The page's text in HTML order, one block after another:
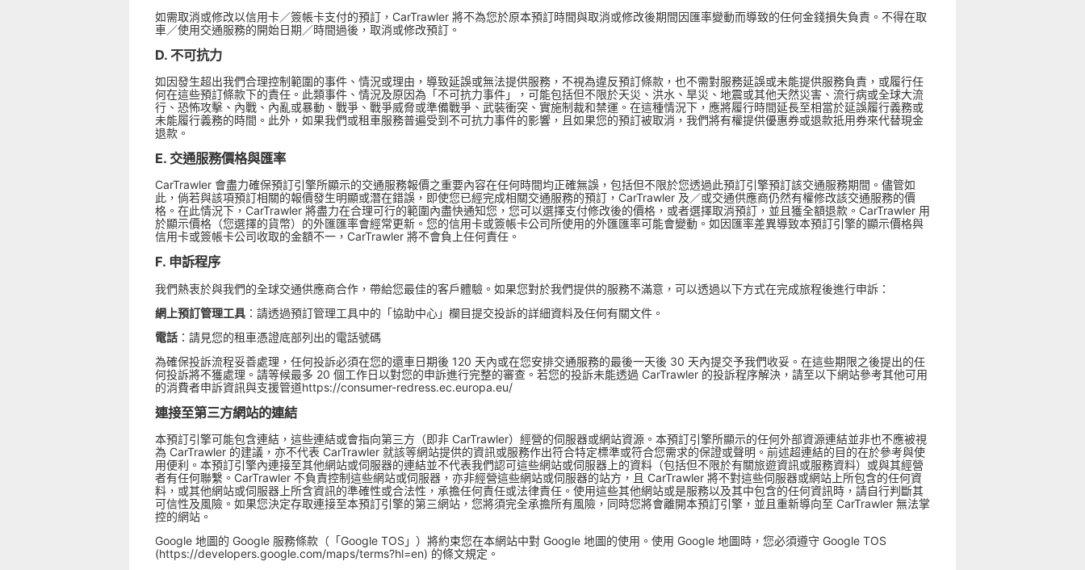
如需取消或修改以信用卡／簽帳卡支付的預訂，CarTrawler 將不為您於原本預訂時間與取消或修改後期間因匯率變動而導致的任何金錢損失負責。不得在取
車／使用交通服務的開始日期／時間過後，取消或修改預訂。
D. 不可抗力
如因發生超出我們合理控制範圍的事件、情況或理由，導致延誤或無法提供服務，不視為違反預訂條款，也不需對服務延誤或未能提供服務負責，或履行任
何在這些預訂條款下的責任。此類事件、情況及原因為「不可抗力事件」，可能包括但不限於天災、洪水、旱災、地震或其他天然災害、流行病或全球大流
行、恐怖攻擊、內戰、內亂或暴動、戰爭、戰爭威脅或準備戰爭、武裝衝突、實施制裁和禁運。在這種情況下，應將履行時間延長至相當於延誤履行義務或
未能履行義務的時間。此外，如果我們或租車服務普遍受到不可抗力事件的影響，且如果您的預訂被取消，我們將有權提供優惠券或退款抵用券來代替現金
退款。
E. 交通服務價格與匯率
CarTrawler 會盡力確保預訂引擎所顯示的交通服務報價之重要內容在任何時間均正確無誤，包括但不限於您透過此預訂引擎預訂該交通服務期間。儘管如
此，倘若與該項預訂相關的報價發生明顯或潛在錯誤，即使您已經完成相關交通服務的預訂，CarTrawler 及／或交通供應商仍然有權修改該交通服務的價
格。在此情況下，CarTrawler 將盡力在合理可行的範圍內盡快通知您，您可以選擇支付修改後的價格，或者選擇取消預訂，並且獲全額退款。CarTrawler 用
於顯示價格（您選擇的貨幣）的外匯匯率會經常更新。您的信用卡或簽帳卡公司所使用的外匯匯率可能會變動。如因匯率差異導致本預訂引擎的顯示價格與
信用卡或簽帳卡公司收取的金額不一，CarTrawler 將不會負上任何責任。
F. 申訴程序
我們熱衷於與我們的全球交通供應商合作，帶給您最佳的客戶體驗。如果您對於我們提供的服務不滿意，可以透過以下方式在完成旅程後進行申訴：
網上預訂管理工具 ：請透過預訂管理工具中的「協助中心」欄目提交投訴的詳細資料及任何有關文件。
電話 ：請見您的租車憑證底部列出的電話號碼
為確保投訴流程妥善處理，任何投訴必須在您的還車日期後 120 天內或在您安排交通服務的最後一天後 30 天內提交予我們收妥。在這些期限之後提出的任
何投訴將不獲處理。請等候最多 20 個工作日以對您的申訴進行完整的審查。若您的投訴未能透過 CarTrawler 的投訴程序解決，請至以下網站參考其他可用
的消費者申訴資訊與支援管道https://consumer-redress.ec.europa.eu/
連接至第三方網站的連結
本預訂引擎可能包含連結，這些連結或會指向第三方（即非 CarTrawler）經營的伺服器或網站資源。本預訂引擎所顯示的任何外部資源連結並非也不應被視
為 CarTrawler 的建議，亦不代表 CarTrawler 就該等網站提供的資訊或服務作出符合特定標準或符合您需求的保證或聲明。前述超連結的目的在於參考與使
用便利。本預訂引擎內連接至其他網站或伺服器的連結並不代表我們認可這些網站或伺服器上的資料（包括但不限於有關旅遊資訊或服務資料）或與其經營
者有任何聯繫。CarTrawler 不負責控制這些網站或伺服器，亦非經營這些網站或伺服器的站方，且 CarTrawler 將不對這些伺服器或網站上所包含的任何資
料，或其他網站或伺服器上所含資訊的準確性或合法性，承擔任何責任或法律責任。使用這些其他網站或是服務以及其中包含的任何資訊時，請自行判斷其
可信性及風險。如果您決定存取連接至本預訂引擎的第三網站，您將須完全承擔所有風險，同時您將會離開本預訂引擎，並且重新導向至 CarTrawler 無法掌
控的網站。
Google 地圖的 Google 服務條款（「Google TOS」）將約束您在本網站中對 Google 地圖的使用。使用 Google 地圖時，您必須遵守 Google TOS
(https://developers.google.com/maps/terms?hl=en) 的條文規定。